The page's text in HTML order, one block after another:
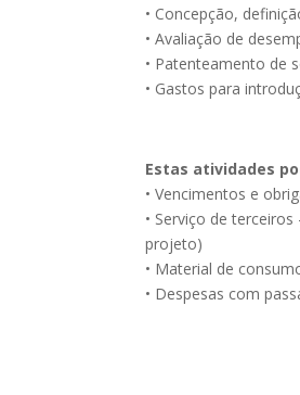
• Concepção,
• Avaliação de
• Patenteamento de
• Gastos para
Estas atividades
• Vencimentos e
• Serviço de
projeto)
• Material de
• Despesas com